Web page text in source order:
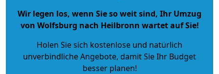
Wir legen los, wenn Sie so weit sind, Ihr Umzug
von Wolfsburg nach Heilbronn wartet auf Sie!
Holen Sie sich kostenlose und natürlich
unverbindliche Angebote, damit Sie Ihr Budget
besser planen!